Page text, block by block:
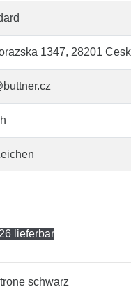
1347, 28201
lieferbar
schwarz